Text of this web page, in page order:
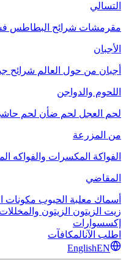
التسالي
مقرمشات شرائح البطاطس
الأجبان
أجبان من حول العالم شرائح
اللحوم والدواجن
لحم العجل لحم ضأن لحم
من المزرعة
الفواكة المكسرات والفواكه
المقاضي
أسماك معلبة الحبوب مكونات
زيت الزيتون الزيتون والمخللات
إكسسوارات
اطلب الآنالمكافآت
EnglishEN